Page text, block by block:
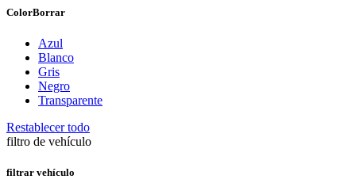
ColorBorrar
Azul
Blanco
Gris
Negro
Transparente
Restablecer todo
filtro de vehículo
filtrar vehículo